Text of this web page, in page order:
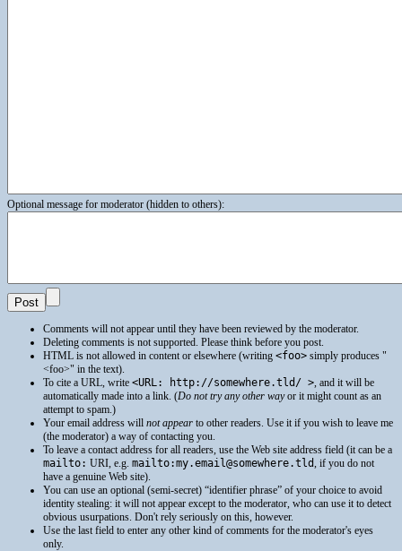
Optional message for moderator (hidden to others):
Comments will not appear until they have been reviewed by the moderator.
Deleting comments is not supported. Please think before you post.
HTML is not allowed in content or elsewhere (writing <foo> simply produces
<foo>
in the text).
To cite a URL, write <URL: http://somewhere.tld/ >, and it will be
automatically made into a link. (Do not try any other wayor it might count as an
attempt to spam.)
Your email address will not appear to other readers. Use it if you wish to leave me
(the moderator) a way of contacting you.
To leave a contact address for all readers, use the Web site address field (it can be a
mailto: URI, e.g. mailto:my.email@somewhere.tld, if you do not
have a genuine Web site).
You can use an optional (semi-secret) “identifier phrase” of your choice to avoid
identity stealing: it will not appear except to the moderator, who can use it to detect
obvious usurpations. Don't rely seriously on this, however.
Use the last field to enter any other kind of comments for the moderator's eyes
only.